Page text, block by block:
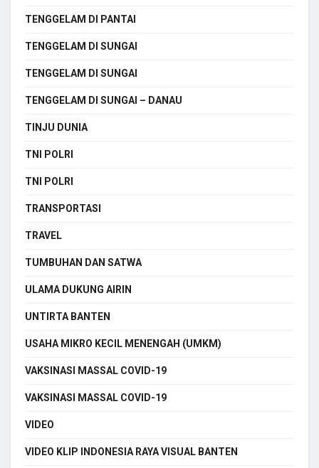
TENGGELAM DI PANTAI
TENGGELAM DI SUNGAI
TENGGELAM DI SUNGAI
TENGGELAM DI SUNGAI – DANAU
TINJU DUNIA
TNI POLRI
TNI POLRI
TRANSPORTASI
TRAVEL
TUMBUHAN DAN SATWA
ULAMA DUKUNG AIRIN
UNTIRTA BANTEN
USAHA MIKRO KECIL MENENGAH (UMKM)
VAKSINASI MASSAL COVID-19
VAKSINASI MASSAL COVID-19
VIDEO
VIDEO KLIP INDONESIA RAYA VISUAL BANTEN